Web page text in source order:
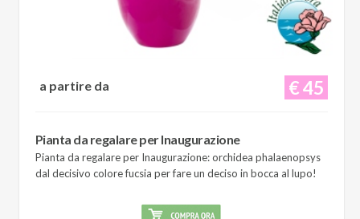
€ 45
a partire da
Pianta da regalare per Inaugurazione
Pianta da regalare per Inaugurazione: orchidea phalaenopsys
dal decisivo colore fucsia per fare un deciso in bocca al lupo!